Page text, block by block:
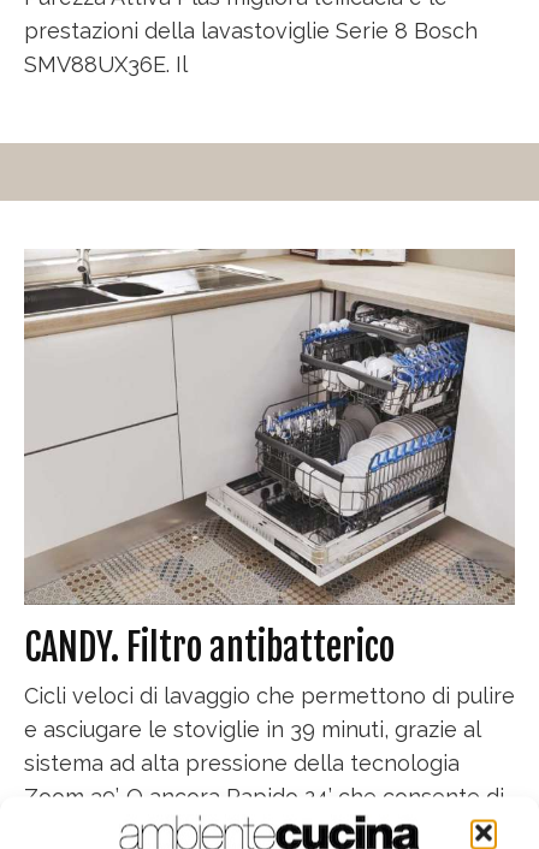
prestazioni della lavastoviglie Serie 8 Bosch
SMV88UX36E. Il
CANDY. Filtro antibatterico
Cicli veloci di lavaggio che permettono di pulire
e asciugare le stoviglie in 39 minuti, grazie al
sistema ad alta pressione della tecnologia
Zoom 39’. O ancora Rapido 24’ che consente di
lavare stoviglie poco sporche in soli 24 minuti a